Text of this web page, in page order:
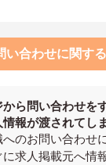
い合わせに関す
から問い合わせを
報が渡されてし
のお問い合わせ
求人掲載元へ情